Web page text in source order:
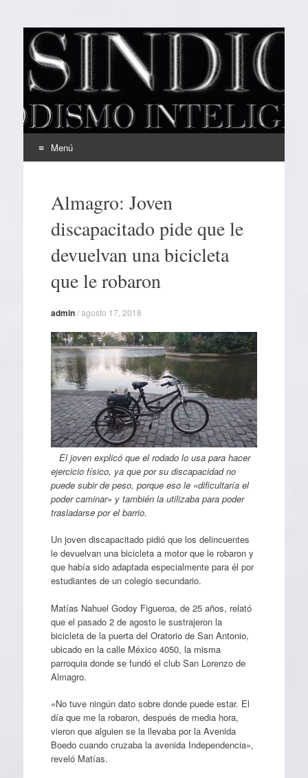
EL SINDICAL
Periodismo Inteligente
Menú
contenidoAlmagro: Joven
discapacitado pide que le
devuelvan una bicicleta
que le robaron
admin/agosto 17, 2018
El joven explicó que el rodado lo usa para hacer
ejercicio físico, ya que por su discapacidad no
puede subir de peso, porque eso le «dificultaría el
poder caminar» y también la utilizaba para poder
trasladarse por el barrio.
Un joven discapacitado pidió que los delincuentes
le devuelvan una bicicleta a motor que le robaron y
que había sido adaptada especialmente para él por
estudiantes de un colegio secundario.
Matías Nahuel Godoy Figueroa, de 25 años, relató
que el pasado 2 de agosto le sustrajeron la
bicicleta de la puerta del Oratorio de San Antonio,
ubicado en la calle México 4050, la misma
parroquia donde se fundó el club San Lorenzo de
Almagro.
«No tuve ningún dato sobre donde puede estar. El
día que me la robaron, después de media hora,
vieron que alguien se la llevaba por la Avenida
Boedo cuando cruzaba la avenida Independencia»,
reveló Matías.